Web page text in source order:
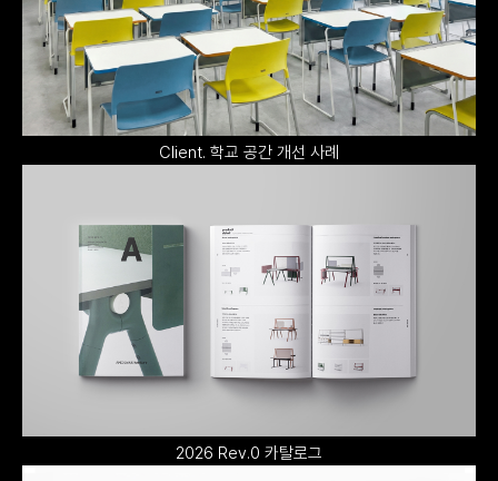
Client. 학교 공간 개선 사례
2026 Rev.0 카탈로그